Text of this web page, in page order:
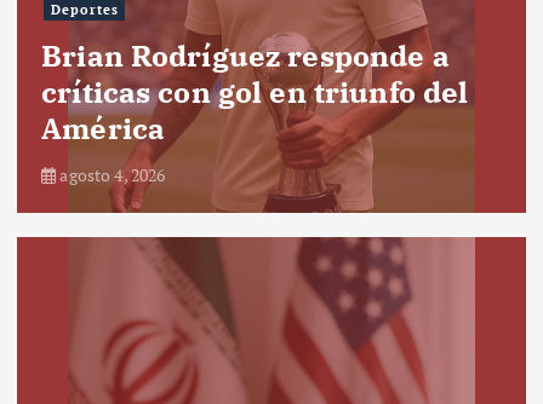
Deportes
Brian Rodríguez responde a
críticas con gol en triunfo del
América
agosto 4, 2026